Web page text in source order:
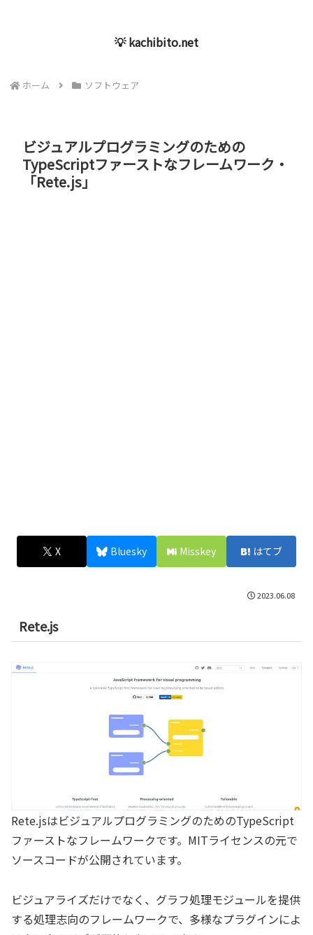
💡 kachibito.net
ホーム ソフトウェア
ビジュアルプログラミングのための
TypeScriptファーストなフレームワーク・
「Rete.js」
X Bluesky Misskey はてブ
2023.06.08
Rete.js
Rete.jsはビジュアルプログラミングのためのTypeScript
ファーストなフレームワークです。MITライセンスの元で
ソースコードが公開されています。
ビジュアライズだけでなく、グラフ処理モジュールを提供
する処理志向のフレームワークで、多様なプラグインによ